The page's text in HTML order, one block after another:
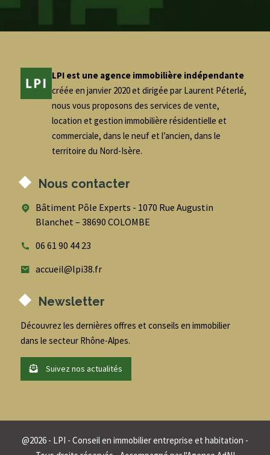
LPI est une agence immobilière indépendante
créée en janvier 2020 et dirigée par Laurent Péterlé,
nous vous proposons des services de vente,
location et gestion immobilière résidentielle et
commerciale, dans le neuf et l’ancien, dans le
territoire du Nord-Isère.
Nous contacter
Bâtiment Pôle Experts - 1070 Rue Augustin
Blanchet – 38690 COLOMBE
06 61 90 44 23
accueil@lpi38.fr
Newsletter
Découvrez les dernières offres et conseils en immobilier
dans le secteur Rhône-Alpes.
Suivez nos actualités
@2026 - LPI - Conseil en immobilier entreprise et habitation -